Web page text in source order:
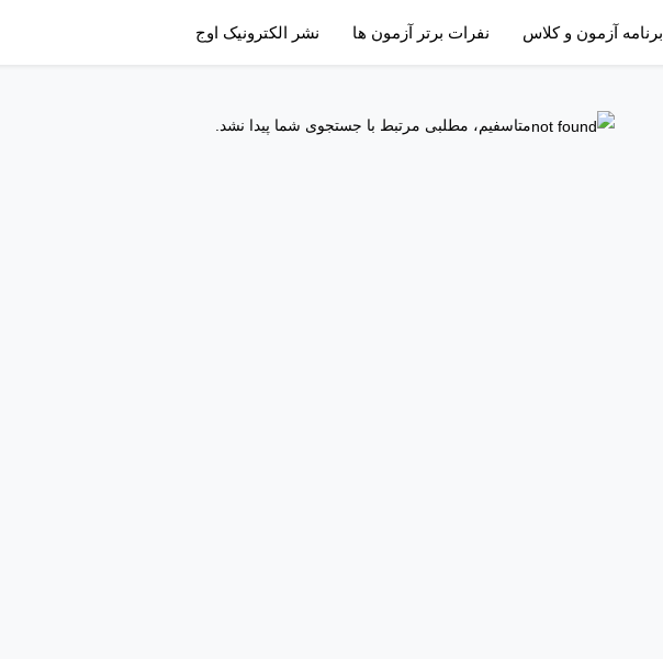
برنامه آزمون و کلاس نفرات برتر آزمون ها نشر الکترونیک اوج
متاسفیم، مطلبی مرتبط با جستجوی شما پیدا نشد.